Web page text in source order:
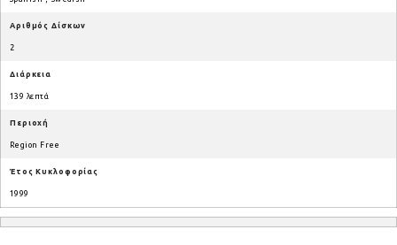
Αριθμός Δίσκων
2
Διάρκεια
139 λεπτά
Περιοχή
Region Free
Έτος Κυκλοφορίας
1999